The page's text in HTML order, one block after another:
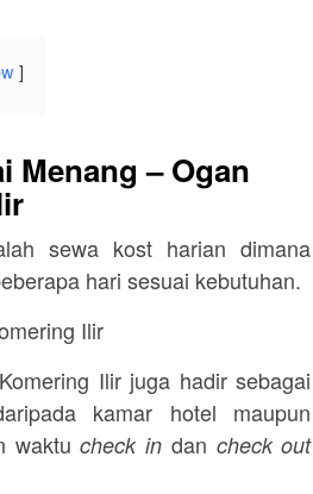
Menang – Ogan
sewa kost harian dimana
hari sesuai kebutuhan.
Ilir juga hadir sebagai
kamar hotel maupun
waktucheck in dan check out